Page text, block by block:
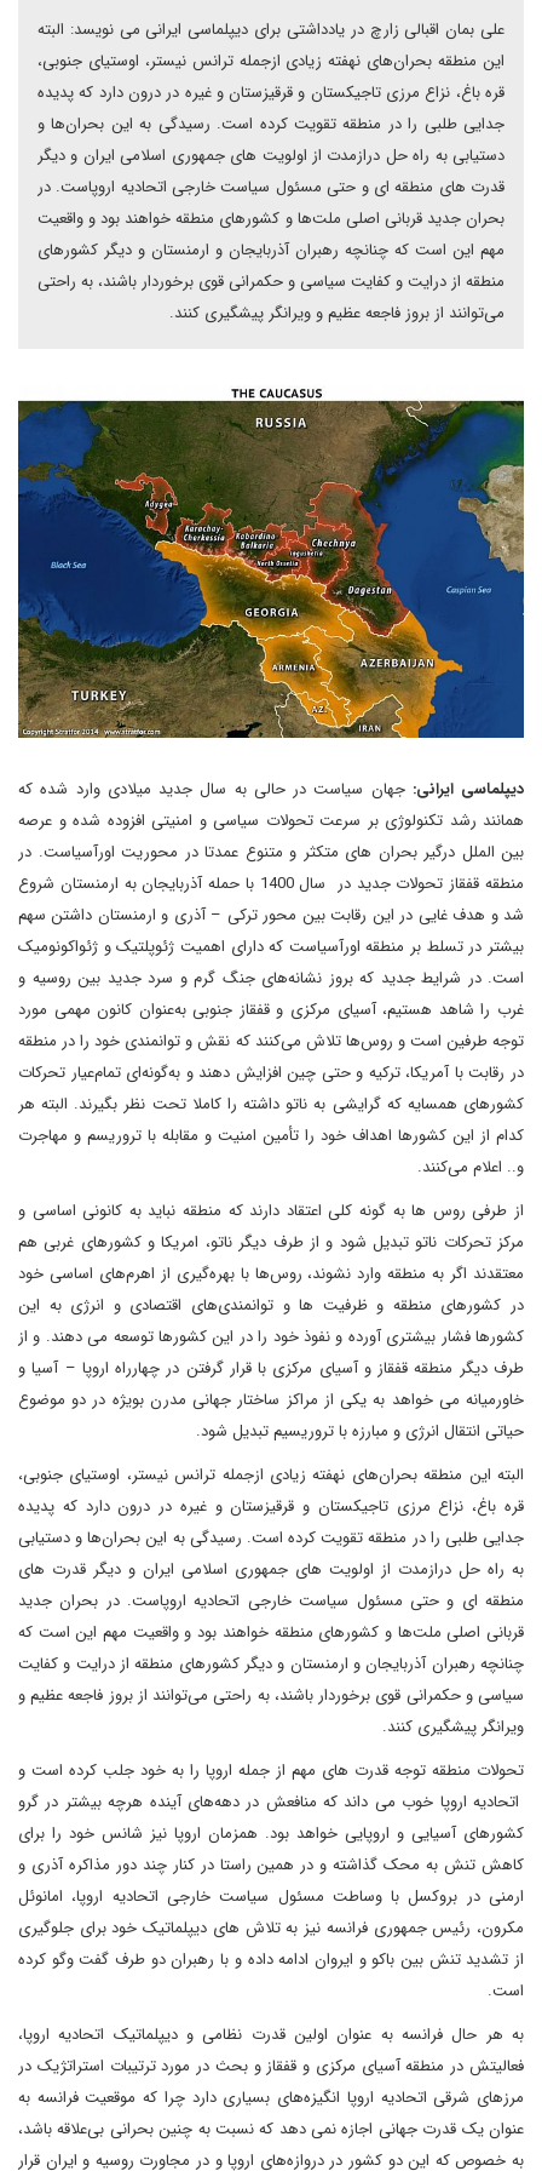
علی بمان اقبالی زارچ در یادداشتی برای دیپلماسی ایرانی می نویسد: البته
این منطقه بحران‌های نهفته زیادی ازجمله ترانس نیستر، اوستیای جنوبی،
قره باغ، نزاع مرزی تاجیکستان و قرقیزستان و غیره در درون دارد که پدیده
جدایی طلبی را در منطقه تقویت کرده است. رسیدگی به این بحران‌ها و
دستیابی به راه حل درازمدت از اولویت های جمهوری اسلامی ایران و دیگر
قدرت های منطقه ای و حتی مسئول سیاست خارجی اتحادیه اروپاست. در
بحران جدید قربانی اصلی ملت‌ها و کشورهای منطقه خواهند بود و واقعیت
مهم این است که چنانچه رهبران آذربایجان و ارمنستان و دیگر کشورهای
منطقه از درایت و کفایت سیاسی و حکمرانی قوی برخوردار باشند، به راحتی
می‌توانند از بروز فاجعه عظیم و ویرانگر پیشگیری کنند.
دیپلماسی ایرانی: جهان سیاست در حالی به سال جدید میلادی وارد شده که
همانند رشد تکنولوژی بر سرعت تحولات سیاسی و امنیتی افزوده شده و عرصه
بین الملل درگیر بحران های متکثر و متنوع عمدتا در محوریت اورآسیاست. در
منطقه قفقاز تحولات جدید در سال 1400 با حمله آذربایجان به ارمنستان شروع
شد و هدف غایی در این رقابت بین محور ترکی – آذری و ارمنستان داشتن سهم
بیشتر در تسلط بر منطقه اورآسیاست که دارای اهمیت ژئوپلتیک و ژئواکونومیک
است. در شرایط جدید که بروز نشانه‌های جنگ گرم و سرد جدید بین روسیه و
غرب را شاهد هستیم، آسیای مرکزی و قفقاز جنوبی به‌عنوان کانون مهمی مورد
توجه طرفین است و روس‌ها تلاش می‌کنند که نقش و توانمندی خود را در منطقه
در رقابت با آمریکا، ترکیه و حتی چین افزایش دهند و به‌گونه‌ای تمام‌عیار تحرکات
کشورهای همسایه که گرایشی به ناتو داشته را کاملا تحت نظر بگیرند. البته هر
کدام از این کشورها اهداف خود را تأمین امنیت و مقابله با تروریسم و مهاجرت
و.. اعلام می‌کنند.
از طرفی روس ها به گونه کلی اعتقاد دارند که منطقه نباید به کانونی اساسی و
مرکز تحرکات ناتو تبدیل شود و از طرف دیگر ناتو، امریکا و کشورهای غربی هم
معتقدند اگر به منطقه وارد نشوند، روس‌ها با بهره‌گیری از اهرم‌های اساسی خود
در کشورهای منطقه و ظرفیت ها و توانمندی‌های اقتصادی و انرژی به این
کشورها فشار بیشتری آورده و نفوذ خود را در این کشورها توسعه می دهند. و از
طرف دیگر منطقه قفقاز و آسیای مرکزی با قرار گرفتن در چهارراه اروپا – آسیا و
خاورمیانه می خواهد به یکی از مراکز ساختار جهانی مدرن بویژه در دو موضوع
حیاتی انتقال انرژی و مبارزه با تروریسیم تبدیل شود.
البته این منطقه بحران‌های نهفته زیادی ازجمله ترانس نیستر، اوستیای جنوبی،
قره باغ، نزاع مرزی تاجیکستان و قرقیزستان و غیره در درون دارد که پدیده
جدایی طلبی را در منطقه تقویت کرده است. رسیدگی به این بحران‌ها و دستیابی
به راه حل درازمدت از اولویت های جمهوری اسلامی ایران و دیگر قدرت های
منطقه ای و حتی مسئول سیاست خارجی اتحادیه اروپاست. در بحران جدید
قربانی اصلی ملت‌ها و کشورهای منطقه خواهند بود و واقعیت مهم این است که
چنانچه رهبران آذربایجان و ارمنستان و دیگر کشورهای منطقه از درایت و کفایت
سیاسی و حکمرانی قوی برخوردار باشند، به راحتی می‌توانند از بروز فاجعه عظیم و
ویرانگر پیشگیری کنند.
تحولات منطقه توجه قدرت های مهم از جمله اروپا را به خود جلب کرده است و
اتحادیه اروپا خوب می داند که منافعش در دهه‌های آینده هرچه بیشتر در گرو
کشورهای آسیایی و اروپایی خواهد بود. همزمان اروپا نیز شانس خود را برای
کاهش تنش به محک گذاشته و در همین راستا در کنار چند دور مذاکره آذری و
ارمنی در بروکسل با وساطت مسئول سیاست خارجی اتحادیه اروپا، امانوئل
مکرون، رئیس جمهوری فرانسه نیز به تلاش های دیپلماتیک خود برای جلوگیری
از تشدید تنش بین باکو و ایروان ادامه داده و با رهبران دو طرف گفت وگو کرده
است.
به هر حال فرانسه به عنوان اولین قدرت نظامی و دیپلماتیک اتحادیه اروپا،
فعالیتش در منطقه آسیای مرکزی و قفقاز و بحث در مورد ترتیبات استراتژیک در
مرزهای شرقی اتحادیه اروپا انگیزه‌های بسیاری دارد چرا که موقعیت فرانسه به
عنوان یک قدرت جهانی اجازه نمی دهد که نسبت به چنین بحرانی بی‌علاقه باشد،
به خصوص که این دو کشور در دروازه‌های اروپا و در مجاورت روسیه و ایران قرار